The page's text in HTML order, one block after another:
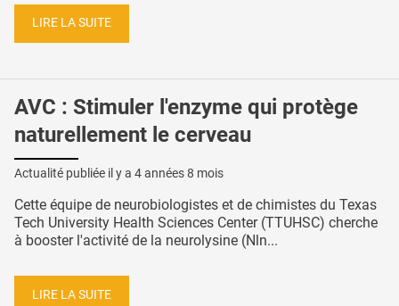
LIRE LA SUITE
AVC : Stimuler l'enzyme qui protège
naturellement le cerveau
Actualité publiée il y a 4 années 8 mois
Cette équipe de neurobiologistes et de chimistes du Texas
Tech University Health Sciences Center (TTUHSC) cherche
à booster l'activité de la neurolysine (Nln...
LIRE LA SUITE